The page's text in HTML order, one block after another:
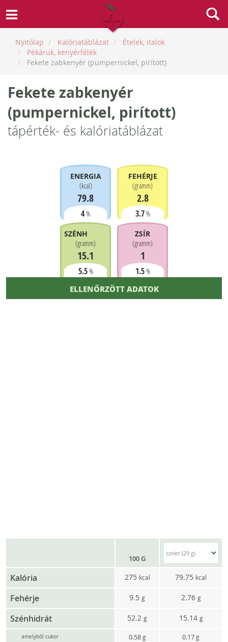
Nyitólap Kalóriatáblázat
Ételek, italok
Pékáruk, kenyérfélék
Fekete zabkenyér (pumpernickel, pirított)
Fekete zabkenyér
(pumpernickel, pirított)
tápérték- és kalóriatáblázat
ENERGIA
(kcal)
79.8
4%
FEHÉRJE
(gramm)
2.8
3.7%
SZÉNHIDRÁT
(gramm)
15.1
5.5%
ZSÍR
(gramm)
1
1.5%
ELLENŐRZÖTT ADATOK
100 G
Kalória 275 kcal 79.75 kcal
Fehérje 9.5 g 2.76 g
Szénhidrát 52.2 g 15.14 g
amelyből cukor 0.58g 0.17g